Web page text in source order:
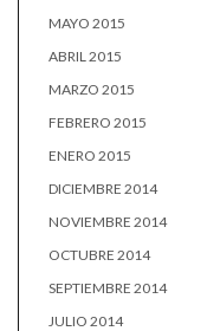
MAYO 2015
ABRIL 2015
MARZO 2015
FEBRERO 2015
ENERO 2015
DICIEMBRE 2014
NOVIEMBRE 2014
OCTUBRE 2014
SEPTIEMBRE 2014
JULIO 2014